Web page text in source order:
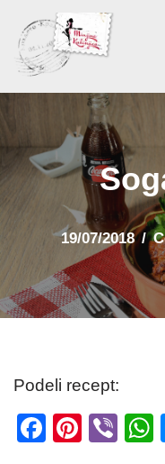
Skoči
na
19/07/2018
Podeli recept:
F
Pi
Vi